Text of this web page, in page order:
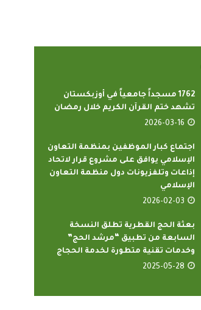
1762 مسجداً جامعياً في أوزبكستان
تشهد ختم القرآن الكريم خلال رمضان
2026-03-16
اجتماع كبار الموظفين بمنظمة التعاون
الإسلامي يوافق على مشروع قرار لاتحاد
إذاعات وتلفزيونات دول منظمة التعاون
الإسلامي
2026-02-03
بعثة الحج القطرية تطلق النسخة
السابعة من تطبيق “مرشد الحج”
وخدمات تقنية متطورة لخدمة الحجاج
2025-05-28